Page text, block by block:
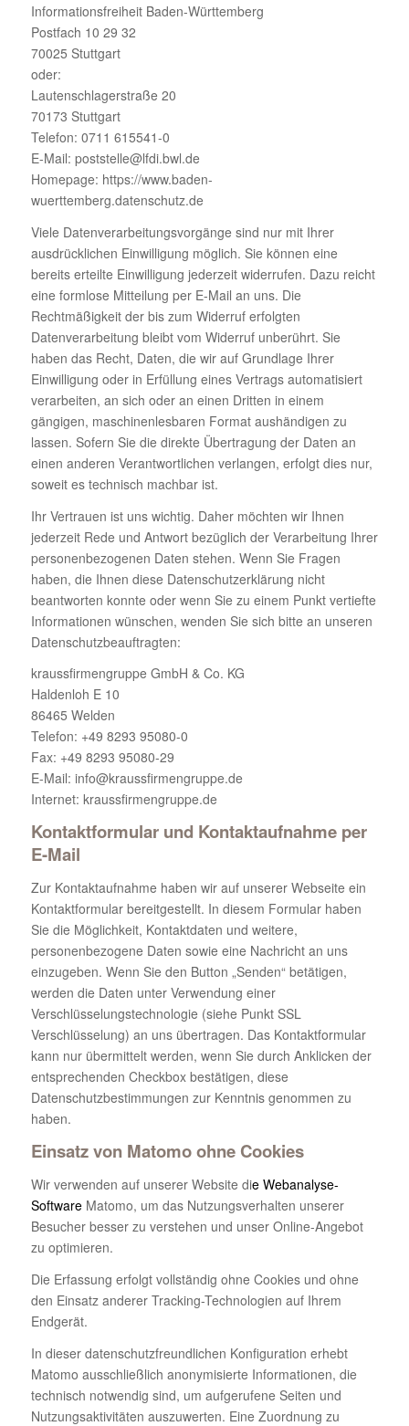
Informationsfreiheit Baden-Württemberg
Postfach 10 29 32
70025 Stuttgart
oder:
Lautenschlagerstraße 20
70173 Stuttgart
Telefon: 0711 615541-0
E-Mail: poststelle@lfdi.bwl.de
Homepage: https://www.baden-
wuerttemberg.datenschutz.de
Viele Datenverarbeitungsvorgänge sind nur mit Ihrer
ausdrücklichen Einwilligung möglich. Sie können eine
bereits erteilte Einwilligung jederzeit widerrufen. Dazu reicht
eine formlose Mitteilung per E-Mail an uns. Die
Rechtmäßigkeit der bis zum Widerruf erfolgten
Datenverarbeitung bleibt vom Widerruf unberührt. Sie
haben das Recht, Daten, die wir auf Grundlage Ihrer
Einwilligung oder in Erfüllung eines Vertrags automatisiert
verarbeiten, an sich oder an einen Dritten in einem
gängigen, maschinenlesbaren Format aushändigen zu
lassen. Sofern Sie die direkte Übertragung der Daten an
einen anderen Verantwortlichen verlangen, erfolgt dies nur,
soweit es technisch machbar ist.
Ihr Vertrauen ist uns wichtig. Daher möchten wir Ihnen
jederzeit Rede und Antwort bezüglich der Verarbeitung Ihrer
personenbezogenen Daten stehen. Wenn Sie Fragen
haben, die Ihnen diese Datenschutzerklärung nicht
beantworten konnte oder wenn Sie zu einem Punkt vertiefte
Informationen wünschen, wenden Sie sich bitte an unseren
Datenschutzbeauftragten:
kraussfirmengruppe GmbH & Co. KG
Haldenloh E 10
86465 Welden
Telefon: +49 8293 95080-0
Fax: +49 8293 95080-29
E-Mail: info@kraussfirmengruppe.de
Internet: kraussfirmengruppe.de
Kontaktformular und Kontaktaufnahme per
E-Mail
Zur Kontaktaufnahme haben wir auf unserer Webseite ein
Kontaktformular bereitgestellt. In diesem Formular haben
Sie die Möglichkeit, Kontaktdaten und weitere,
personenbezogene Daten sowie eine Nachricht an uns
einzugeben. Wenn Sie den Button „Senden“ betätigen,
werden die Daten unter Verwendung einer
Verschlüsselungstechnologie (siehe Punkt SSL
Verschlüsselung) an uns übertragen. Das Kontaktformular
kann nur übermittelt werden, wenn Sie durch Anklicken der
entsprechenden Checkbox bestätigen, diese
Datenschutzbestimmungen zur Kenntnis genommen zu
haben.
Einsatz von Matomo ohne Cookies
Wir verwenden auf unserer Website die Webanalyse-
Software Matomo, um das Nutzungsverhalten unserer
Besucher besser zu verstehen und unser Online-Angebot
zu optimieren.
Die Erfassung erfolgt vollständig ohne Cookies und ohne
den Einsatz anderer Tracking-Technologien auf Ihrem
Endgerät.
In dieser datenschutzfreundlichen Konfiguration erhebt
Matomo ausschließlich anonymisierte Informationen, die
technisch notwendig sind, um aufgerufene Seiten und
Nutzungsaktivitäten auszuwerten. Eine Zuordnung zu